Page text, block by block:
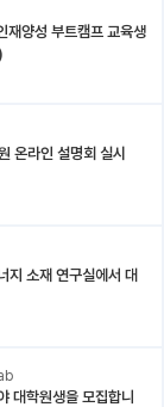
양성 부트캠프 교육생
온라인 설명회 실시
지 소재 연구실에서 대
대학원생을 모집합니